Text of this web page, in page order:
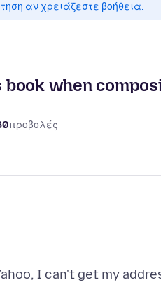
αν χρειάζεστε βοήθεια.
when
προβολές
I can't get my